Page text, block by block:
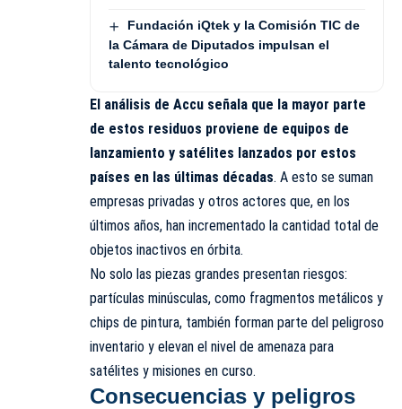
Fundación iQtek y la Comisión TIC de
la Cámara de Diputados impulsan el
talento tecnológico
El análisis de Accu señala que la mayor parte
de estos residuos proviene de equipos de
lanzamiento y satélites lanzados por estos
países en las últimas décadas. A esto se suman
empresas privadas y otros actores que, en los
últimos años, han incrementado la cantidad total de
objetos inactivos en órbita.
No solo las piezas grandes presentan riesgos:
partículas minúsculas, como fragmentos metálicos y
chips de pintura, también forman parte del peligroso
inventario y elevan el nivel de amenaza para
satélites y misiones en curso.
Consecuencias y peligros